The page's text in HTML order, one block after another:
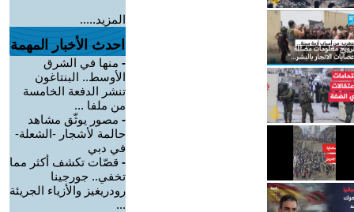
المزيد.....
احدث الأخبار المهمة
- منها في الشرق
الأوسط.. البنتاغون
تنشر الدفعة الخامسة
من ملفا ...
- مصور يوثّق مشاهد
حالمة لأشجار -الشعلة-
في دبي
- قصّات تكشف أكثر مما
تخفي.. جورجينا
رودريغيز والأزياء الجريئة
...